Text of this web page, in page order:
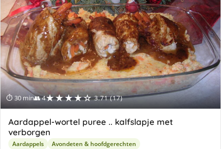
⏱ 30 min👥 4★★★★☆ 3.71 (17)
Aardappel-wortel puree .. kalfslapje met
verborgen
Aardappels Avondeten & hoofdgerechten